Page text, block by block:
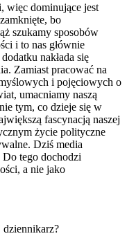
więc dominujące jest
bo
szukamy sposobów
i to nas głównie
nakłada się
Zamiast pracować na
i pojęciowych o
umacniamy naszą
tym, co dzieje się w
fascynacją naszej
życie polityczne
Dziś media
tego dochodzi
a nie jako
dziennikarz?